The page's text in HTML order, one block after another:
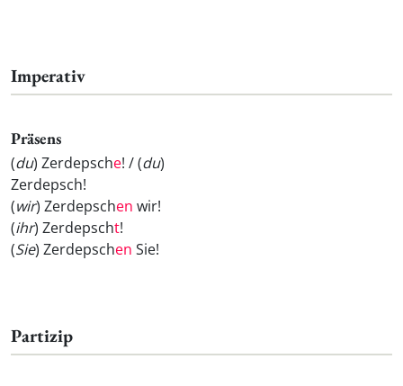
Imperativ
Präsens
(du) Zerdepsche! / (du)
Zerdepsch!
(wir) Zerdepschen wir!
(ihr) Zerdepscht!
(Sie) Zerdepschen Sie!
Partizip